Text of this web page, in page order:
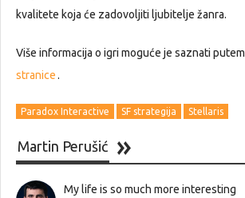
kvalitete koja će zadovoljiti ljubitelje žanra.
Više informacija o igri moguće je saznati putem
stranice.
Paradox Interactive SF strategija Stellaris
Martin Perušić
My life is so much more interesting